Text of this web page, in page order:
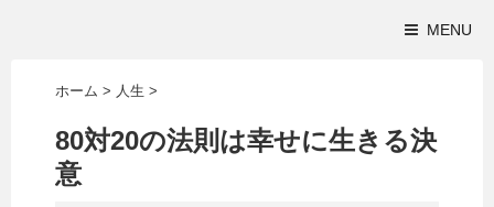
MENU
ホーム > 人生 >
80対20の法則は幸せに生きる決
意